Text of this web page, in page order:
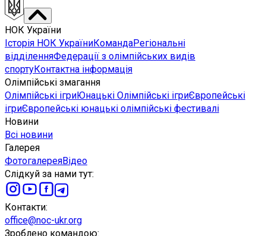
НОК України
Історія НОК УкраїниКомандаРегіональні
відділенняФедерації з олімпійських видів
спортуКонтактна інформація
Олімпійські змагання
Олімпійські ігриЮнацькі Олімпійські ігриЄвропейські
ігриЄвропейські юнацькі олімпійські фестивалі
Новини
Всі новини
Галерея
ФотогалереяВідео
Слідкуй за нами тут:
Контакти:
office@noc-ukr.org
Зроблено командою: